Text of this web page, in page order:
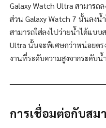
Galaxy Watch Ultra สามารถ
ส่วน Galaxy Watch 7 นั้นลงน้
สามารถใส่ลงไปว่ายน้ำได้แบบ
Ultra นั้นจะพิเศษกว่าหน่อยตร
งานที่ระดับความสูงจากระดับน้
การเชื่อมต่อกับสม